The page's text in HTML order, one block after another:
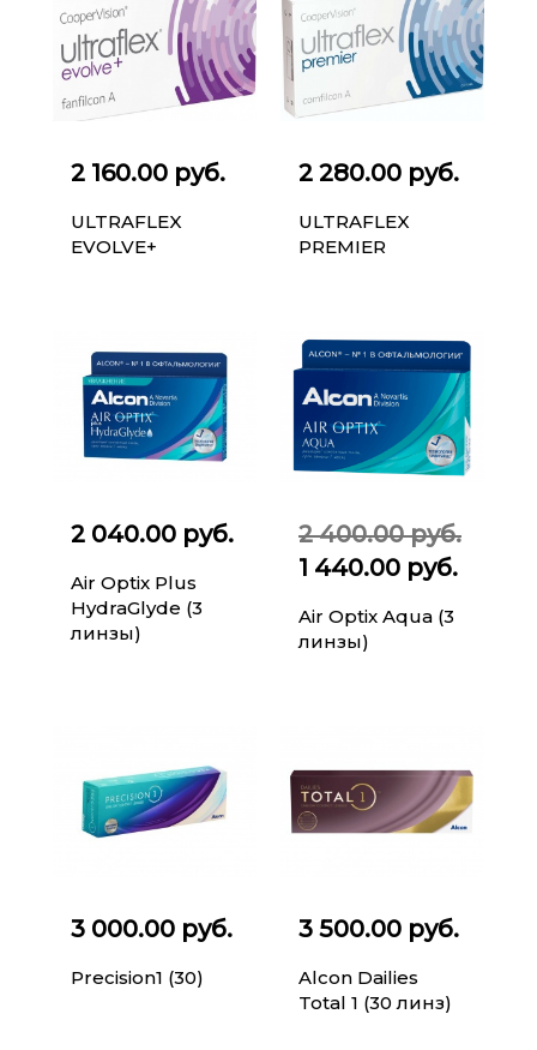
2 160.00 руб.
ULTRAFLEX
EVOLVE+
2 280.00 руб.
ULTRAFLEX
PREMIER
2 040.00 руб.
Air Optix Plus
HydraGlyde (3
линзы)
2 400.00 руб.
1 440.00 руб.
Air Optix Aqua (3
линзы)
3 000.00 руб.
Precision1 (30)
3 500.00 руб.
Alcon Dailies
Total 1 (30 линз)